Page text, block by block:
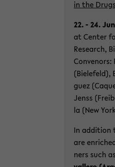
in the
22. - 24.
at Cen­ter
Re­se­arch,
Con­ve­nors:
(Bie­le­feld),
guez
Jenss
la (New
In ad­di­ti­on
are
ners such as